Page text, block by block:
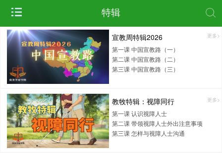
特辑
宣教周特辑2026 更多>
第一课 中国宣教路（一）
第二课 中国宣教路（二）
第三课 中国宣教路（三）
教牧特辑：视障同行 更多>
第一课 认识视障人士
第二课 带领视障人士外出注意事项
第三课 怎样与视障人士沟通